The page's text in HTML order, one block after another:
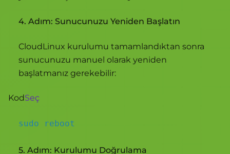
4. Adım: Sunucunuzu Yeniden Başlatın
CloudLinux kurulumu tamamlandıktan sonra
sunucunuzu manuel olarak yeniden
başlatmanız gerekebilir:
KodSeç
sudo reboot
5. Adım: Kurulumu Doğrulama